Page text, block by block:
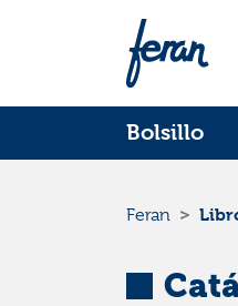
Bolsillo
Feran